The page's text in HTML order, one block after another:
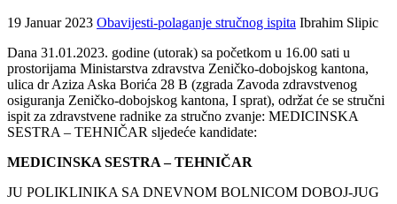
19 Januar 2023 Obavijesti-polaganje stručnog ispita Ibrahim Slipic
Dana 31.01.2023. godine (utorak) sa početkom u 16.00 sati u
prostorijama Ministarstva zdravstva Zeničko-dobojskog kantona,
ulica dr Aziza Aska Borića 28 B (zgrada Zavoda zdravstvenog
osiguranja Zeničko-dobojskog kantona, I sprat), održat će se stručni
ispit za zdravstvene radnike za stručno zvanje: MEDICINSKA
SESTRA – TEHNIČAR sljedeće kandidate:
MEDICINSKA SESTRA – TEHNIČAR
JU POLIKLINIKA SA DNEVNOM BOLNICOM DOBOJ-JUG